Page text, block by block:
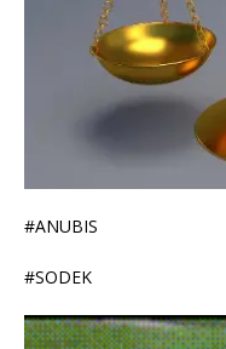
#ANUBIS
#SODEK